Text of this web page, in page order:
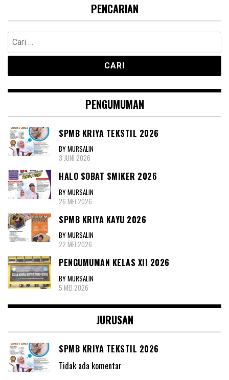
PENCARIAN
Cari
untuk:
PENGUMUMAN
SPMB KRIYA TEKSTIL 2026
BY MURSALIN
3 JUNI 2026
HALO SOBAT SMIKER 2026
BY MURSALIN
26 MEI 2026
SPMB KRIYA KAYU 2026
BY MURSALIN
22 MEI 2026
PENGUMUMAN KELAS XII 2026
BY MURSALIN
5 MEI 2026
JURUSAN
SPMB KRIYA TEKSTIL 2026
Tidak ada komentar